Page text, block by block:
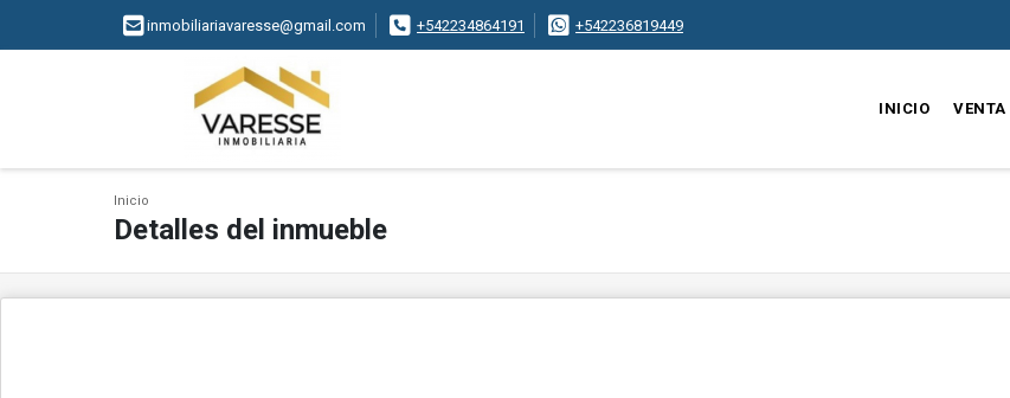
inmobiliariavaresse@gmail.com +542234864191 +542236819449
INICIO VENTA
Inicio
Detalles del inmueble